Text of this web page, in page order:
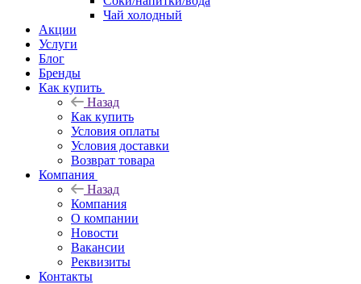
Чай холодный
Акции
Услуги
Блог
Бренды
Как купить
Назад
Как купить
Условия оплаты
Условия доставки
Возврат товара
Компания
Назад
Компания
О компании
Новости
Вакансии
Реквизиты
Контакты